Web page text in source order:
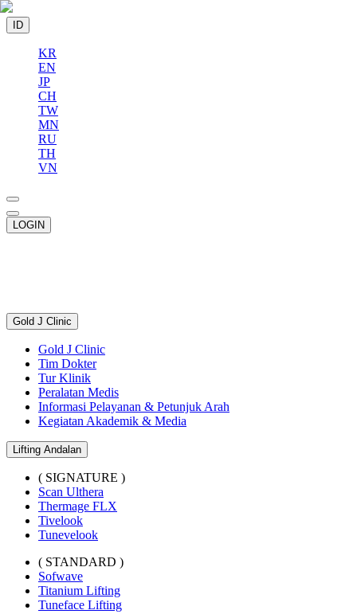
ID
KR
EN
JP
CH
TW
MN
RU
TH
VN
LOGIN
Gold J Clinic
Gold J Clinic
Tim Dokter
Tur Klinik
Peralatan Medis
Informasi Pelayanan & Petunjuk Arah
Kegiatan Akademik & Media
Lifting Andalan
( SIGNATURE )
Scan Ulthera
Thermage FLX
Tivelook
Tunevelook
( STANDARD )
Sofwave
Titanium Lifting
Tuneface Lifting